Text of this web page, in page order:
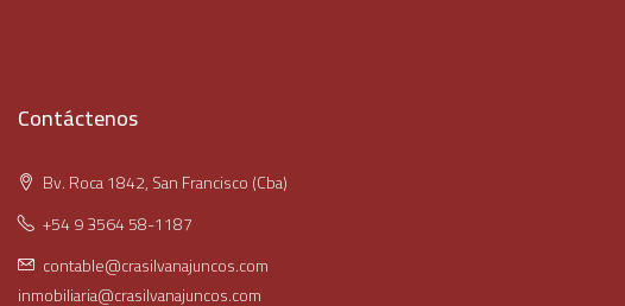
Contáctenos
Bv. Roca 1842, San Francisco (Cba)
+54 9 3564 58-1187
contable@crasilvanajuncos.com
inmobiliaria@crasilvanajuncos.com